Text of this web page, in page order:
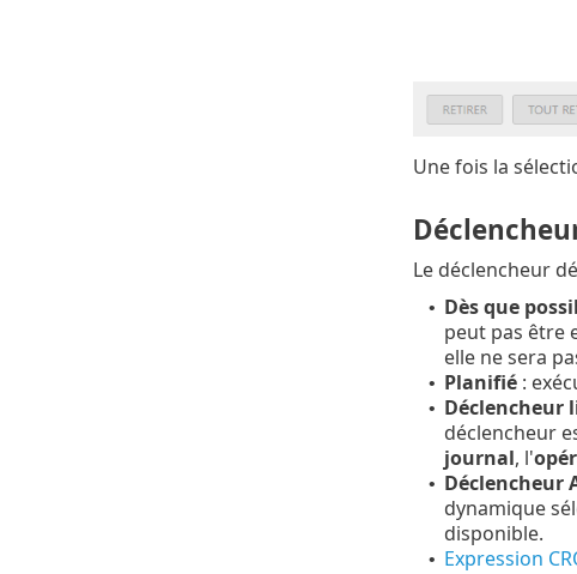
Une fois la
Le déclencheur
• Dès que
peut pas être
elle ne sera
• Planifié:
• Déclencheur
déclencheur
journal, l'
• Déclencheur
dynamique
disponible.
• Expression